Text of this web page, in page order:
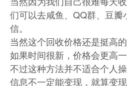
们可以去咸鱼、QQ群、豆
信。
当然这个回收价格还是挺高
如果时间很新，价格会更高一
不过这种方法并不适合个人
信息不一定能变现，就算变